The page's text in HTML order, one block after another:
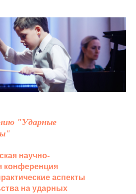
"Ударные
научно-
конференция
аспекты
на ударных